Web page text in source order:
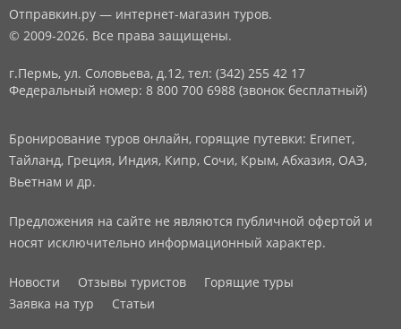
Отправкин.ру — интернет-магазин туров.
© 2009-2026. Все права защищены.
г.Пермь, ул. Соловьева, д.12, тел: (342) 255 42 17
Федеральный номер: 8 800 700 6988 (звонок бесплатный)
Бронирование туров онлайн, горящие путевки: Египет,
Тайланд, Греция, Индия, Кипр, Сочи, Крым, Абхазия, ОАЭ,
Вьетнам и др.
Предложения на сайте не являются публичной офертой и
носят исключительно информационный характер.
Новости Отзывы туристов
Горящие туры
Заявка на тур
Статьи